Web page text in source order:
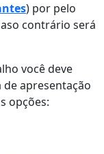
) por pelo
contrário será
você deve
apresentação
opções: